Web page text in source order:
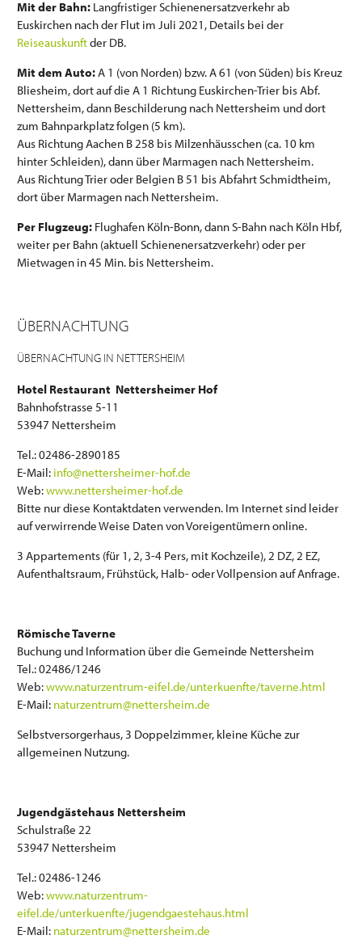
Mit der Bahn: Langfristiger Schienenersatzverkehr ab
Euskirchen nach der Flut im Juli 2021, Details bei der
Reiseauskunftder DB.
Mit dem Auto:A 1 (von Norden) bzw. A 61 (von Süden) bis Kreuz
Bliesheim, dort auf die A 1 Richtung Euskirchen-Trier bis Abf.
Nettersheim, dann Beschilderung nach Nettersheim und dort
zum Bahnparkplatz folgen (5 km).
Aus Richtung Aachen B 258 bis Milzenhäusschen (ca. 10 km
hinter Schleiden), dann über Marmagen nach Nettersheim.
Aus Richtung Trier oder Belgien B 51 bis Abfahrt Schmidtheim,
dort über Marmagen nach Nettersheim.
Per Flugzeug: Flughafen Köln-Bonn, dann S-Bahn nach Köln Hbf,
weiter per Bahn (aktuell Schienenersatzverkehr) oder per
Mietwagen in 45 Min. bis Nettersheim.
ÜBERNACHTUNG
ÜBERNACHTUNG IN NETTERSHEIM
Hotel Restaurant Nettersheimer Hof
Bahnhofstrasse 5-11
53947 Nettersheim
Tel.: 02486-2890185
E-Mail: info@nettersheimer-hof.de
Web:www.nettersheimer-hof.de
Bitte nur diese Kontaktdaten verwenden. Im Internet sind leider
auf verwirrende Weise Daten von Voreigentümern online.
3 Appartements (für 1, 2, 3-4 Pers, mit Kochzeile), 2 DZ, 2 EZ,
Aufenthaltsraum, Frühstück, Halb- oder Vollpension auf Anfrage.
Römische Taverne
Buchung und Information über die Gemeinde Nettersheim
Tel.: 02486/1246
Web:www.naturzentrum-eifel.de/unterkuenfte/taverne.html
E-Mail: naturzentrum@nettersheim.de
Selbstversorgerhaus, 3 Doppelzimmer, kleine Küche zur
allgemeinen Nutzung.
Jugendgästehaus Nettersheim
Schulstraße 22
53947 Nettersheim
Tel.: 02486-1246
Web:www.naturzentrum-
eifel.de/unterkuenfte/jugendgaestehaus.html
E-Mail: naturzentrum@nettersheim.de